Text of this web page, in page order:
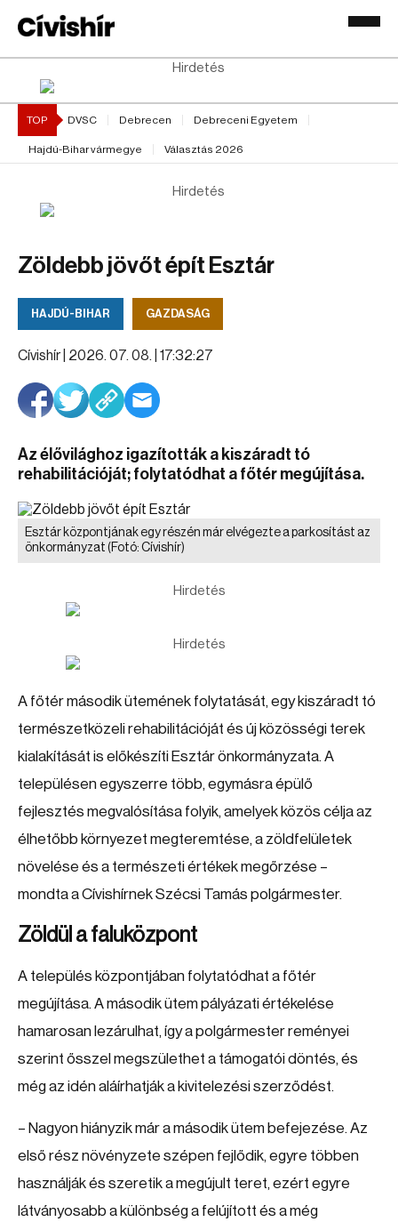
Hirdetés
TOP DVSC Debrecen Debreceni Egyetem
Hajdú-Bihar vármegye Választás 2026
Hirdetés
Zöldebb jövőt épít Esztár
HAJDÚ-BIHAR GAZDASÁG
Cívishír | 2026. 07. 08. | 17:32:27
Az élővilághoz igazították a kiszáradt tó
rehabilitációját; folytatódhat a főtér megújítása.
Esztár központjának egy részén már elvégezte a parkosítást az
önkormányzat (Fotó: Cívishír)
Hirdetés
Hirdetés
A főtér második ütemének folytatását, egy kiszáradt tó
természetközeli rehabilitációját és új közösségi terek
kialakítását is előkészíti Esztár önkormányzata. A
településen egyszerre több, egymásra épülő
fejlesztés megvalósítása folyik, amelyek közös célja az
élhetőbb környezet megteremtése, a zöldfelületek
növelése és a természeti értékek megőrzése –
mondta a Cívishírnek Szécsi Tamás polgármester.
Zöldül a faluközpont
A település központjában folytatódhat a főtér
megújítása. A második ütem pályázati értékelése
hamarosan lezárulhat, így a polgármester reményei
szerint ősszel megszülethet a támogatói döntés, és
még az idén aláírhatják a kivitelezési szerződést.
– Nagyon hiányzik már a második ütem befejezése. Az
első rész növényzete szépen fejlődik, egyre többen
használják és szeretik a megújult teret, ezért egyre
látványosabb a különbség a felújított és a még